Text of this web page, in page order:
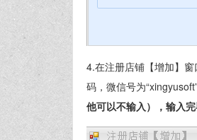
4.在注册店铺【增加】
码，微信号为
他可以不输入），输入